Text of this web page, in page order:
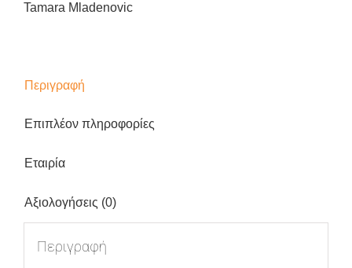
ποσότητα
Tamara Mladenovic
Περιγραφή
Επιπλέον πληροφορίες
Εταιρία
Αξιολογήσεις (0)
Περιγραφή